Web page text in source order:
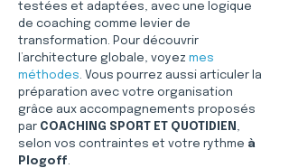
testées et adaptées, avec une logique
de coaching comme levier de
transformation. Pour découvrir
l’architecture globale, voyez mes
méthodes. Vous pourrez aussi articuler la
préparation avec votre organisation
grâce aux accompagnements proposés
par COACHING SPORT ET QUOTIDIEN ,
selon vos contraintes et votre rythme à
Plogoff.